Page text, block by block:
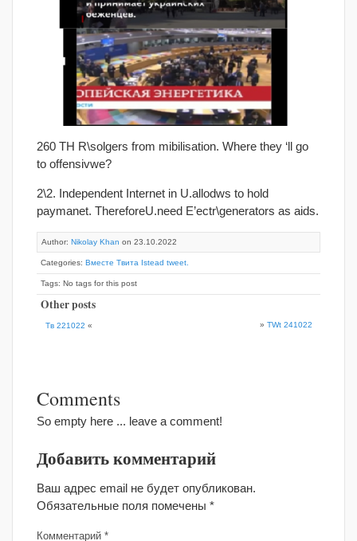
260 TH R\solgers from mibilisation. Where they ‘ll go
to offensivwe?
2\2. Independent Internet in U.allodws to hold
paymanet. ThereforeU.need E’ectr\generators as aids.
Author: Nikolay Khan on 23.10.2022
Categories: Вместе Твита Istead tweet.
Tags: No tags for this post
Other posts
Тв 221022 « » TWt 241022
Comments
So empty here ... leave a comment!
Добавить комментарий
Ваш адрес email не будет опубликован.
Обязательные поля помечены *
Комментарий *